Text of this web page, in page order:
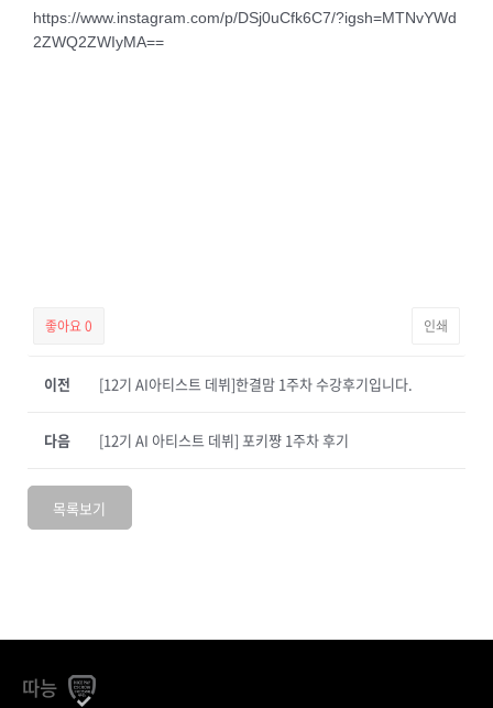
https://www.instagram.com/p/DSj0uCfk6C7/?igsh=MTNvYWd
2ZWQ2ZWIyMA==
좋아요0 인쇄
이전 [12기 AI아티스트 데뷔]한결맘 1주차 수강후기입니다.
[12기 AI 아티스트 데뷔] 포키쨩 1주차 후기
다음
목록보기
따능